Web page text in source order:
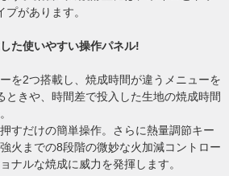
があります。
た使いやすい操作パネル!
を2つ搭載し、焼成時間が違うメニューを
ときや、時間差で投入した生地の焼成時間
すだけの簡単操作。さらに熱量調節キー
火までの8段階の微妙な火加減コントロー
ナルな焼成に威力を発揮します。